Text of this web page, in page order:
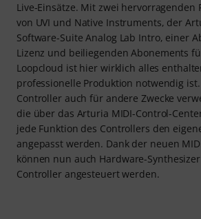
Live-Einsätze. Mit zwei hervorragenden
von UVI und Native Instruments, der
Software-Suite Analog Lab Intro, einer
Lizenz und beiliegenden Abonements
Loopcloud ist hier wirklich alles
professionelle Produktion notwendig
Controller auch für andere Zwecke
die über das Arturia MIDI-Control-
jede Funktion des Controllers den
angepasst werden. Dank der neuen
können nun auch Hardware-
Controller angesteuert werden.